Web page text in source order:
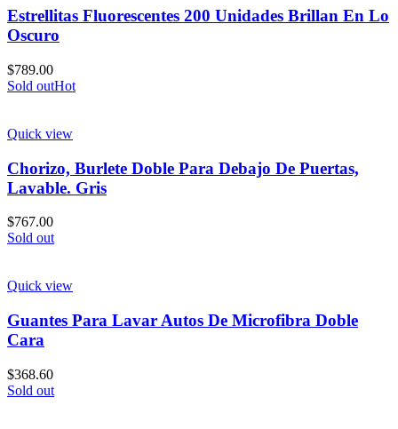
Estrellitas Fluorescentes 200 Unidades Brillan En Lo
Oscuro
$789.00
Sold outHot
Quick view
Chorizo, Burlete Doble Para Debajo De Puertas,
Lavable. Gris
$767.00
Sold out
Quick view
Guantes Para Lavar Autos De Microfibra Doble
Cara
$368.60
Sold out